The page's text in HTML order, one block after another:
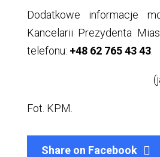
Dodatkowe informacje
Kancelarii Prezydenta
telefonu: +48 62 765 43 43.
Fot. KPM.
Share on Facebook